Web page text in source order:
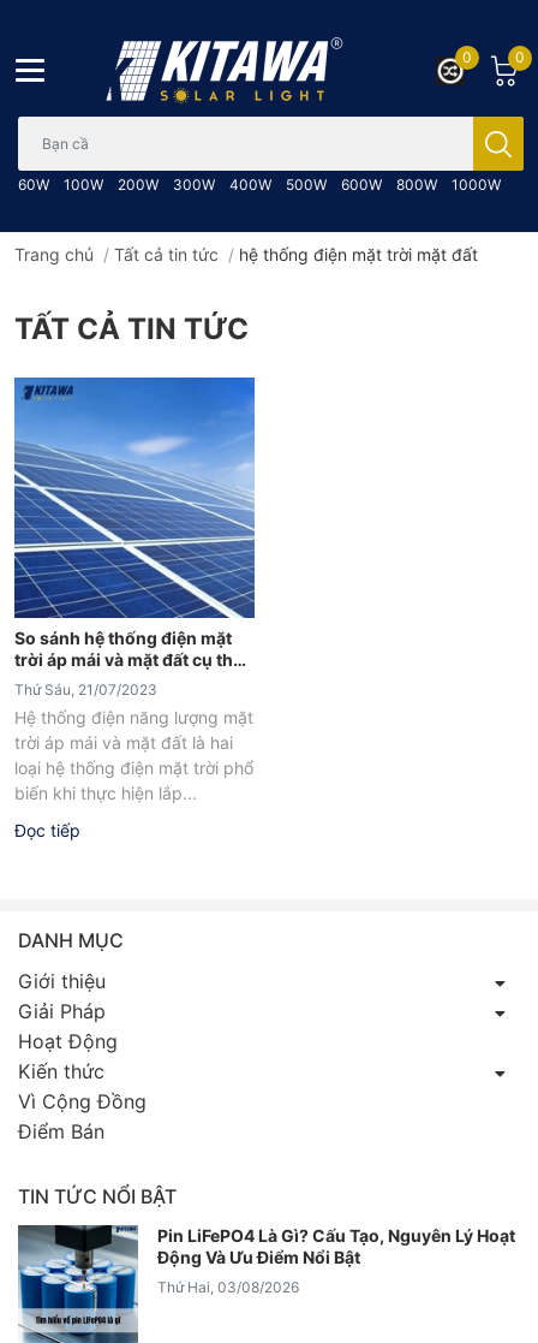
60W 100W 200W 300W 400W 500W 600W 800W 1000W
0
0
Trang chủ / Tất cả tin tức / hệ thống điện mặt trời mặt đất
TẤT CẢ TIN TỨC
So sánh hệ thống điện mặt
trời áp mái và mặt đất cụ thể
nhất
Thứ Sáu, 21/07/2023
Hệ thống điện năng lượng mặt
trời áp mái và mặt đất là hai
loại hệ thống điện mặt trời phổ
biến khi thực hiện lắp...
Đọc tiếp
DANH MỤC
Giới thiệu
Giải Pháp
Hoạt Động
Kiến thức
Vì Cộng Đồng
Điểm Bán
TIN TỨC NỔI BẬT
Pin LiFePO4 Là Gì? Cấu Tạo, Nguyên Lý Hoạt
Động Và Ưu Điểm Nổi Bật
Thứ Hai, 03/08/2026